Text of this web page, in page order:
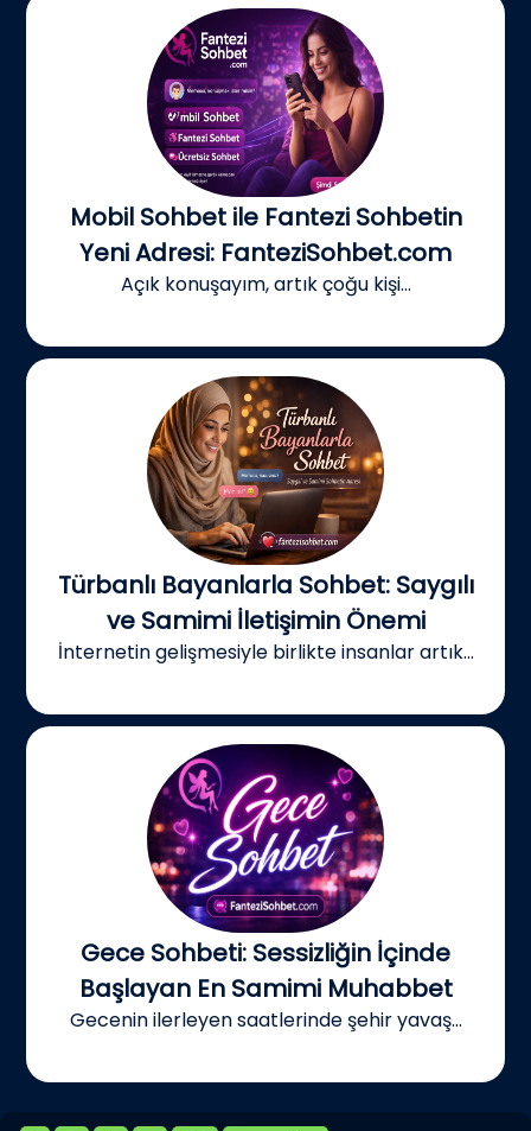
Mobil Sohbet ile Fantezi Sohbetin
Yeni Adresi: FanteziSohbet.com
Açık konuşayım, artık çoğu kişi...
Türbanlı Bayanlarla Sohbet: Saygılı
ve Samimi İletişimin Önemi
İnternetin gelişmesiyle birlikte insanlar artık...
Gece Sohbeti: Sessizliğin İçinde
Başlayan En Samimi Muhabbet
Gecenin ilerleyen saatlerinde şehir yavaş...